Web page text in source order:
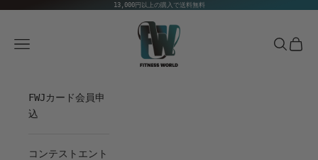
13,000円以上の購入で送料無料
Fitness World
メニュー
検索カート
FWJカード会員申
込
コンテストエント